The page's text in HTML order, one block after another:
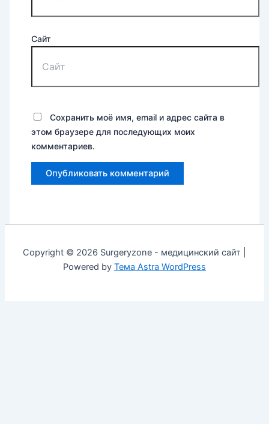
Сайт
Сохранить моё имя, email и адрес сайта в
этом браузере для последующих моих
комментариев.
Copyright © 2026 Surgeryzone - медицинский сайт |
Powered by Тема Astra WordPress